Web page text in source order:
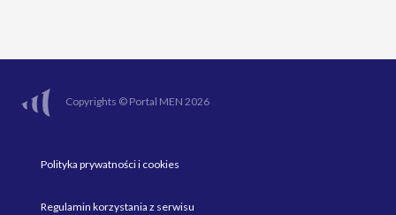
Copyrights © Portal MEN 2026
Polityka prywatności i cookies
Regulamin korzystania z serwisu